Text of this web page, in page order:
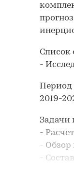
Список
-
Период
2019-
Задачи
-
- Обзор
-
-